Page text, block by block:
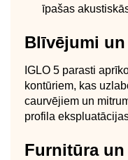
īpašas
Blīvējumi
IGLO 5 parasti
kontūriem, kas
caurvējiem un
profila
Furnitūra